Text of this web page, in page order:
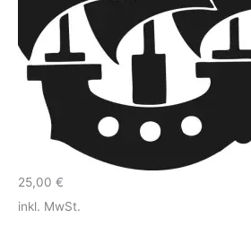
25,00 €
inkl. MwSt.